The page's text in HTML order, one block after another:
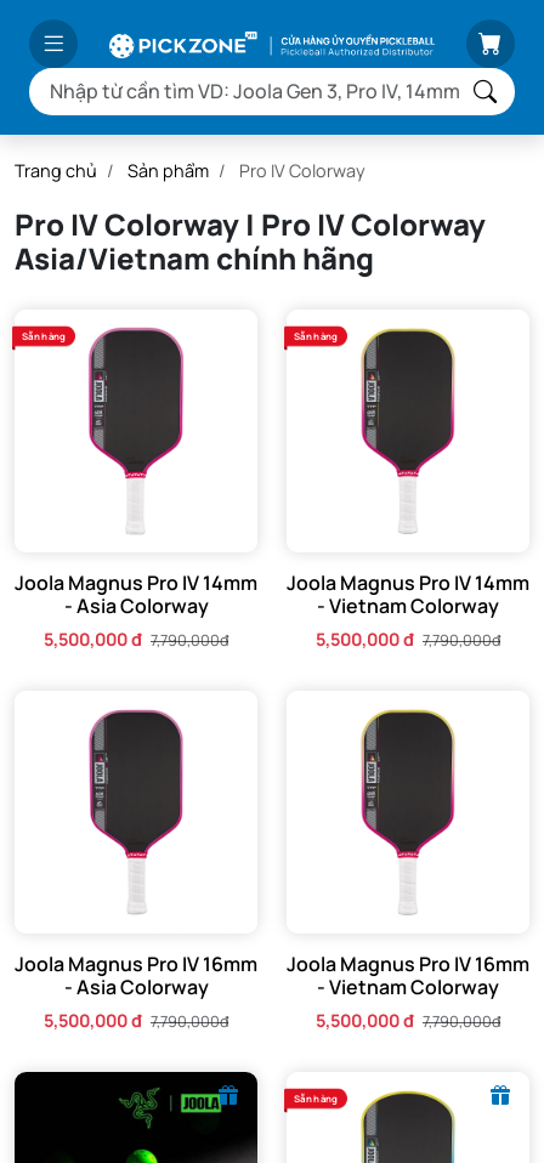
Trang chủ Sản phẩm Pro IV Colorway
Pro IV Colorway | Pro IV Colorway
Asia/Vietnam chính hãng
Sẵn hàng
Joola Magnus Pro IV 14mm
- Asia Colorway
5,500,000 đ 7,790,000đ
Sẵn hàng
Joola Magnus Pro IV 14mm
- Vietnam Colorway
5,500,000 đ 7,790,000đ
Joola Magnus Pro IV 16mm
- Asia Colorway
5,500,000 đ 7,790,000đ
Joola Magnus Pro IV 16mm
- Vietnam Colorway
5,500,000 đ 7,790,000đ
Sẵn hàng